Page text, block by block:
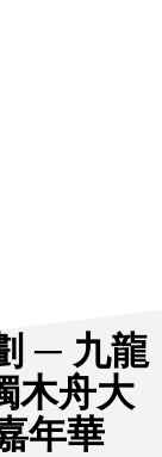
─ 九龍
木舟大
年華